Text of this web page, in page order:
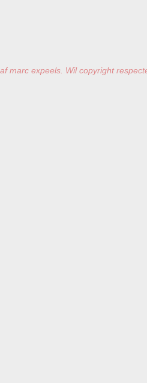
marc expeels. Wil copyright